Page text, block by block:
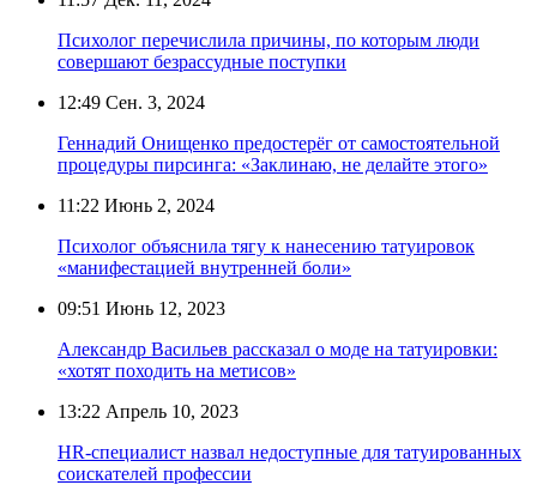
Психолог перечислила причины, по которым люди
совершают безрассудные поступки
12:49 Сен. 3, 2024
Геннадий Онищенко предостерёг от самостоятельной
процедуры пирсинга: «Заклинаю, не делайте этого»
11:22 Июнь 2, 2024
Психолог объяснила тягу к нанесению татуировок
«манифестацией внутренней боли»
09:51 Июнь 12, 2023
Александр Васильев рассказал о моде на татуировки:
«хотят походить на метисов»
13:22 Апрель 10, 2023
HR-специалист назвал недоступные для татуированных
соискателей профессии